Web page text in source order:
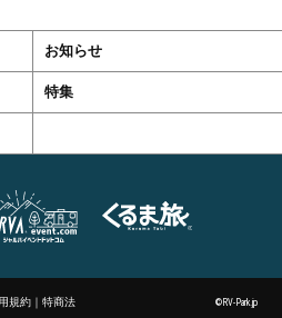
お知らせ
特集
規約 ｜特商法 ©RV-Park.jp